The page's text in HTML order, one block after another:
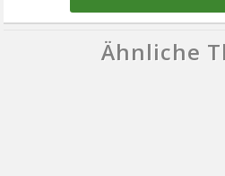
Ähnliche